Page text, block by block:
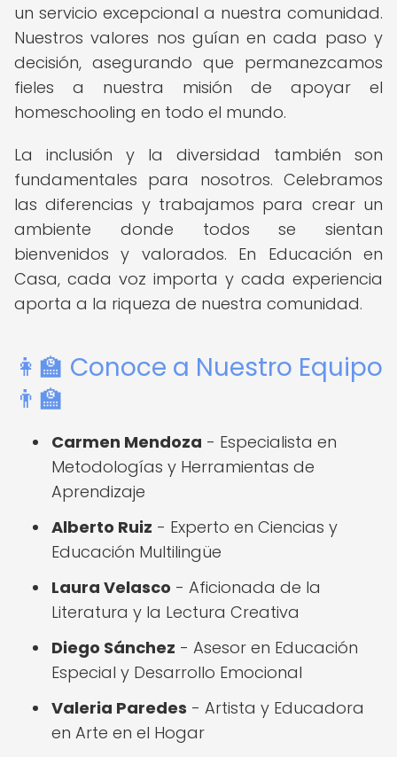
un servicio excepcional a nuestra comunidad.
Nuestros valores nos guían en cada paso y
decisión, asegurando que permanezcamos
fieles a nuestra misión de apoyar el
homeschooling en todo el mundo.
La inclusión y la diversidad también son
fundamentales para nosotros. Celebramos
las diferencias y trabajamos para crear un
ambiente donde todos se sientan
bienvenidos y valorados. En Educación en
Casa, cada voz importa y cada experiencia
aporta a la riqueza de nuestra comunidad.
👩‍🏫 Conoce a Nuestro Equipo
👨‍🏫
Carmen Mendoza - Especialista en
Metodologías y Herramientas de
Aprendizaje
Alberto Ruiz - Experto en Ciencias y
Educación Multilingüe
Laura Velasco - Aficionada de la
Literatura y la Lectura Creativa
Diego Sánchez - Asesor en Educación
Especial y Desarrollo Emocional
Valeria Paredes - Artista y Educadora
en Arte en el Hogar